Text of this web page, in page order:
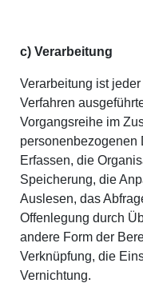
c) Verarbeitung
Verarbeitung ist
Verfahren
Vorgangsreihe im
personenbezogenen
Erfassen, die
Speicherung, die
Auslesen, das
Offenlegung durch
andere Form der
Verknüpfung, die
Vernichtung.